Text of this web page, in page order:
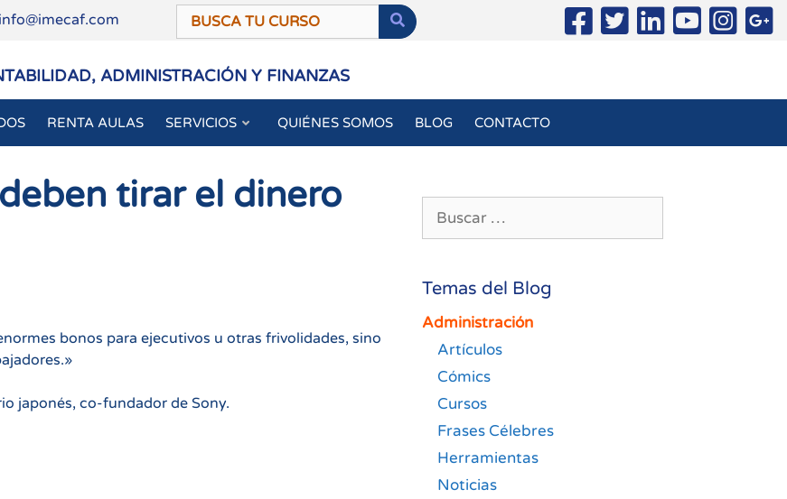
info@imecaf.com
ADMINISTRACIÓN Y FINANZAS
RENTA AULAS SERVICIOS QUIÉNES SOMOS BLOG CONTACTO
tirar el dinero
bonos para ejecutivos u otras frivolidades, sino
japonés, co-fundador de Sony.
Temas del Blog
Administración
Artículos
Cómics
Cursos
Frases Célebres
Herramientas
Noticias